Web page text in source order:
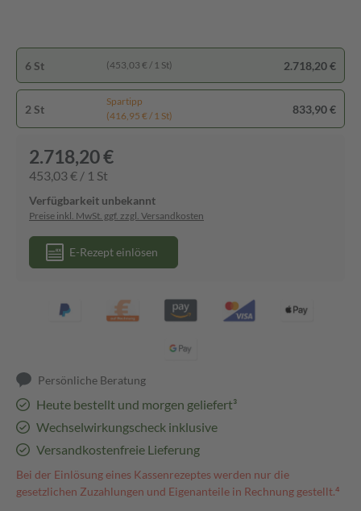
6 St (453,03 € / 1 St) 2.718,20 €
2 St
Spartipp
(416,95 € / 1 St)
833,90 €
2.718,20 €
453,03 € / 1 St
Verfügbarkeit unbekannt
Preise inkl. MwSt. ggf. zzgl. Versandkosten
E-Rezept einlösen
Persönliche Beratung
Heute bestellt und morgen geliefert³
Wechselwirkungscheck inklusive
Versandkostenfreie Lieferung
Bei der Einlösung eines Kassenrezeptes werden nur die
gesetzlichen Zuzahlungen und Eigenanteile in Rechnung gestellt.⁴